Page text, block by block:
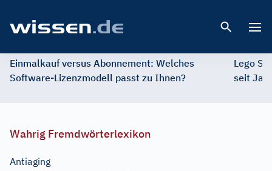
Einmalkauf versus Abonnement: Welches
Software-Lizenzmodell passt zu Ihnen?
Lego
seit
Wahrig Fremdwörterlexikon
Antiaging